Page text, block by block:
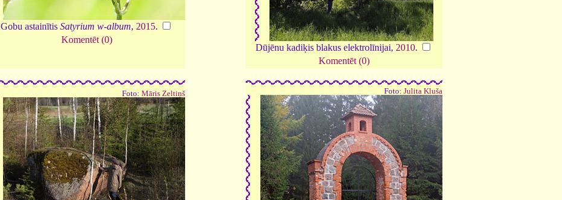
Gobu astainītis Satyrium w-album, 2015.
Komentēt (0)
Dūjēnu kadiķis blakus elektrolīnijai, 2010.
Komentēt (0)
Foto: Māris Zeltiņš Foto: Julita Kluša